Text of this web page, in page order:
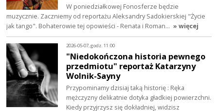
W poniedziałkowej Fonosferze będzie
muzycznie. Zaczniemy od reportażu Aleksandry Sadokierskiej "Życie
jak tango". Bohaterowie tej opowieści - Renata i Roman… » więcej
2026-05-07, godz. 11:00
"Niedokończona historia pewnego
przedmiotu" reportaż Katarzyny
Wolnik-Sayny
Przypominamy dzisiaj taką historię : Ręka
mężczyzny delikatnie dotyka gładkiej powierzchni.
Kiedy przyjrzysz się dokładniej, widzisz